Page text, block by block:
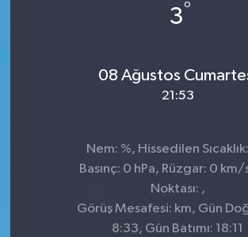
3°
08 Ağustos
21:53
Nem: %, Hissedilen
Basınç: 0 hPa, Rüzgar: 0 km/
Noktası: ,
Görüş Mesafesi: km, Gün
8:33, Gün Batımı: 18:11